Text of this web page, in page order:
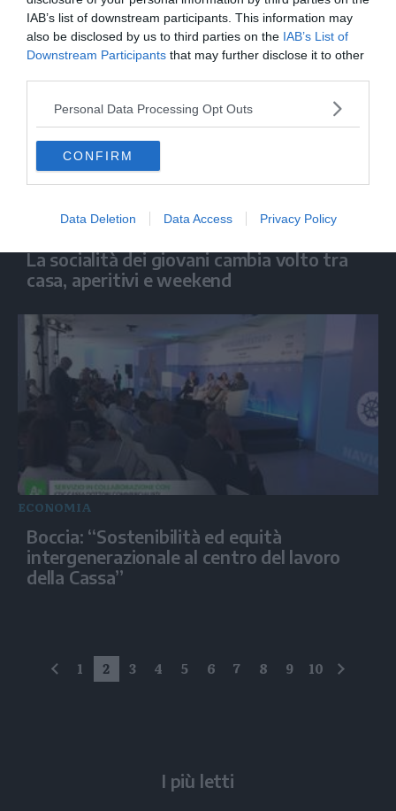
IAB’s list of downstream participants. This information may
also be disclosed by us to third parties on the IAB’s List of
Downstream Participants that may further disclose it to other
Personal Data Processing Opt Outs
CONFIRM
Data Deletion Data Access Privacy Policy
La socialità dei giovani cambia volto tra
casa, aperitivi e weekend
ECONOMIA
Boccia: “Sostenibilità ed equità
intergenerazionale al centro del lavoro
della Cassa”
precedente
1 2 3 4 5 6 7 8 9 10
I più letti